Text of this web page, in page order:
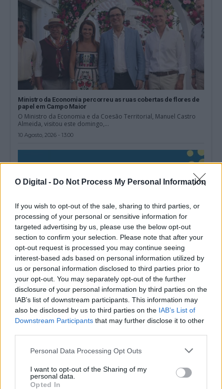
O Digital - Do Not Process My Personal Information
If you wish to opt-out of the sale, sharing to third parties, or
processing of your personal or sensitive information for
targeted advertising by us, please use the below opt-out
section to confirm your selection. Please note that after your
opt-out request is processed you may continue seeing
interest-based ads based on personal information utilized by
us or personal information disclosed to third parties prior to
your opt-out. You may separately opt-out of the further
disclosure of your personal information by third parties on the
IAB’s list of downstream participants. This information may
also be disclosed by us to third parties on the IAB’s List of
Downstream Participants that may further disclose it to other
Personal Data Processing Opt Outs
I want to opt-out of the Sharing of my
personal data.
Opted In
Ministro da Economia percorreu as ruas cobertas de flores de
papel em Campo Maior
O Ministro da Economia e da Coesão Territorial, Manuel Castro
Almeida, visitou este domingo,...
10 Agosto, 2026 - 13:00
Los Romeros atuam esta segunda-feira em Portel
Los Romeros atuam esta segunda-feira, 10 de agosto, em Portel,
num concerto integrado na...
10 Agosto, 2026 - 11:00